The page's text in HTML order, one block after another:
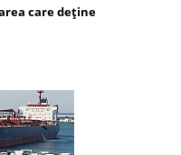
care deține